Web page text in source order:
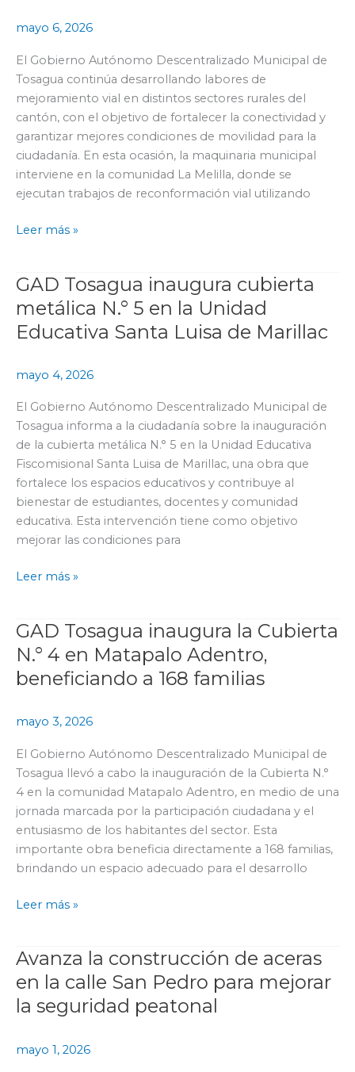
mayo 6, 2026
El Gobierno Autónomo Descentralizado Municipal de
Tosagua continúa desarrollando labores de
mejoramiento vial en distintos sectores rurales del
cantón, con el objetivo de fortalecer la conectividad y
garantizar mejores condiciones de movilidad para la
ciudadanía. En esta ocasión, la maquinaria municipal
interviene en la comunidad La Melilla, donde se
ejecutan trabajos de reconformación vial utilizando
reconformación
en
la
comunidad
La
Melilla
Leer más »
GAD Tosagua inaugura cubierta
metálica N.° 5 en la Unidad
Educativa Santa Luisa de Marillac
mayo 4, 2026
El Gobierno Autónomo Descentralizado Municipal de
Tosagua informa a la ciudadanía sobre la inauguración
de la cubierta metálica N.° 5 en la Unidad Educativa
Fiscomisional Santa Luisa de Marillac, una obra que
fortalece los espacios educativos y contribuye al
bienestar de estudiantes, docentes y comunidad
educativa. Esta intervención tiene como objetivo
mejorar las condiciones para
GAD
Tosagua
inaugura
cubierta
N.
5
en
la
Unidad
Educativa
Santa
Luisa
de
Leer más »
GAD Tosagua inaugura la Cubierta
N.° 4 en Matapalo Adentro,
beneficiando a 168 familias
mayo 3, 2026
El Gobierno Autónomo Descentralizado Municipal de
Tosagua llevó a cabo la inauguración de la Cubierta N.°
4 en la comunidad Matapalo Adentro, en medio de una
jornada marcada por la participación ciudadana y el
entusiasmo de los habitantes del sector. Esta
importante obra beneficia directamente a 168 familias,
brindando un espacio adecuado para el desarrollo
GAD
Tosagua
inaugura
la
N.
4
en
Matapalo
Adentro,
beneficiando
a
168
Leer más »
Avanza la construcción de aceras
en la calle San Pedro para mejorar
la seguridad peatonal
mayo 1, 2026
Avanza
de
en